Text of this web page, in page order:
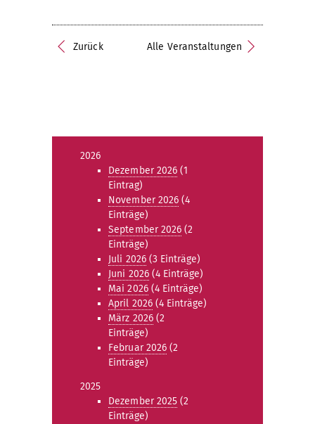
Zurück Alle Veranstaltungen
2026
Dezember 2026 (1
Eintrag)
November 2026 (4
Einträge)
September 2026 (2
Einträge)
Juli 2026(3 Einträge)
Juni 2026(4 Einträge)
Mai 2026(4 Einträge)
April 2026 (4 Einträge)
März 2026(2
Einträge)
Februar 2026 (2
Einträge)
2025
Dezember 2025 (2
Einträge)